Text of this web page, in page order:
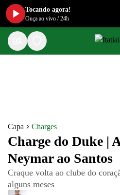
Capa Charges
Charge do Duke |
Neymar ao Santos
Craque volta ao clube do
alguns meses
Tocando agora!
Ouça ao vivo /24h